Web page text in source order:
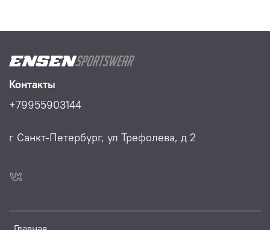
Контакты
+79955903144
г Санкт-Петербург, ул Трефолева, д 2